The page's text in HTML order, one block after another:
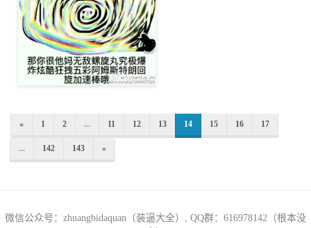
« 1 2 ... 11 12 13 14 15 16 17
... 142 143 »
微信公众号：zhuangbidaquan（装逼大全）, QQ群：616978142（根本没